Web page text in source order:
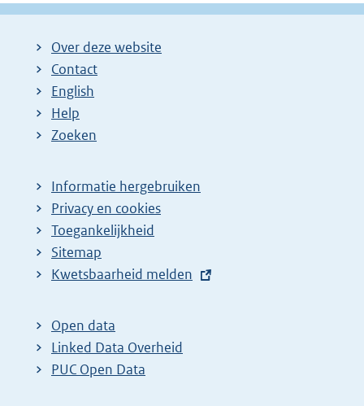
Over deze website
Contact
English
Help
Zoeken
Informatie hergebruiken
Privacy en cookies
Toegankelijkheid
Sitemap
E
t
e
r
Kwetsbaarheid melden
Open data
Linked Data Overheid
PUC Open Data